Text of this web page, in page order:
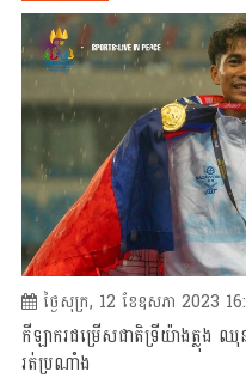
ថ្ងៃសុក្រ, 12 ខែឧសភា 2023
កីឡាករជម្រើសជាតិទ្រីយ៉ាងត្លុង
រត់ប្រណាំង